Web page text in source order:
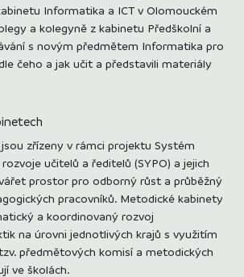
Informatika a ICT v Olomouckém
a kolegyně z kabinetu Předškolní a
s novým předmětem Informatika pro
čeho a jak učit a představili materiály
zřízeny v rámci projektu Systém
učitelů a ředitelů (SYPO) a jejich
prostor pro odborný růst a průběžný
pracovníků. Metodické kabinety
a koordinovaný rozvoj
na úrovni jednotlivých krajů s využitím
předmětových komisí a metodických
ve školách.